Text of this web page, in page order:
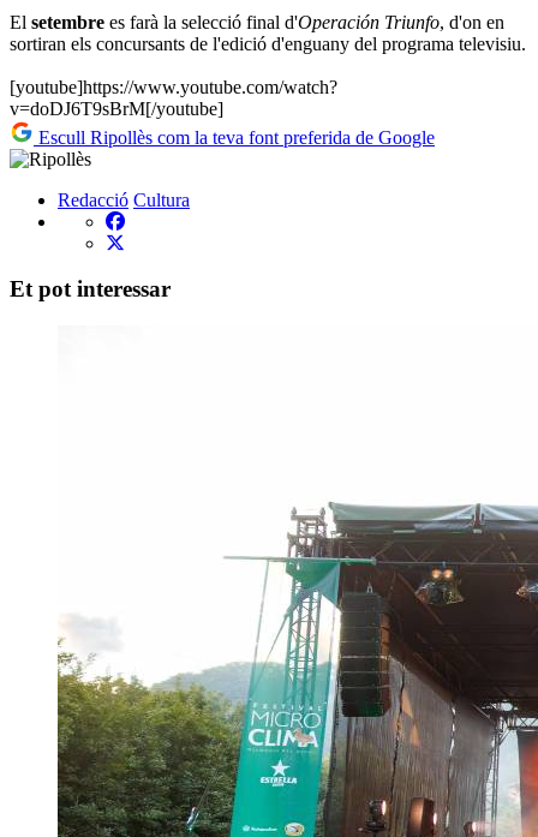
El setembre es farà la selecció final d'Operación Triunfo, d'on en
sortiran els concursants de l'edició d'enguany del programa televisiu.
[youtube]https://www.youtube.com/watch?
v=doDJ6T9sBrM[/youtube]
Escull Ripollès com la teva font preferida de Google
Redacció Cultura
Et pot interessar